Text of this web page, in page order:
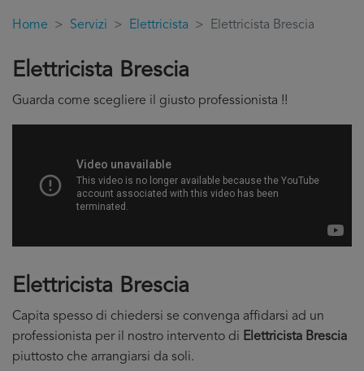
Home Servizi Elettricista Elettricista Brescia
Elettricista Brescia
Guarda come scegliere il giusto professionista !!
Elettricista Brescia
Capita spesso di chiedersi se convenga affidarsi ad un
professionista per il nostro intervento di Elettricista Brescia
piuttosto che arrangiarsi da soli.